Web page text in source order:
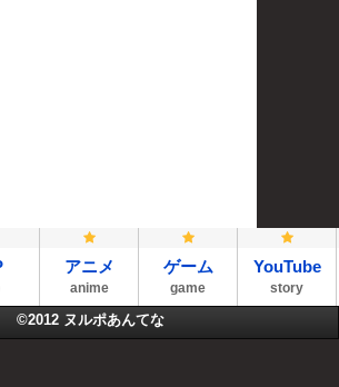
アニメ
anime
ゲーム
game
YouTube
story
©2012 ヌルポあんてな